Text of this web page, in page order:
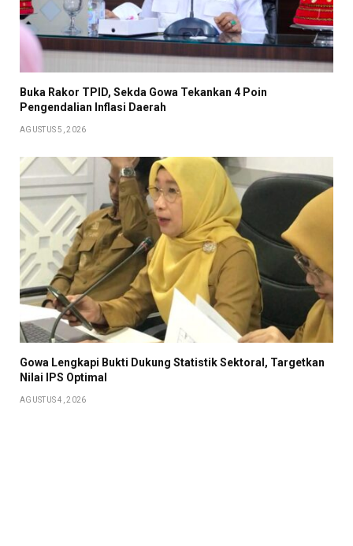
Buka Rakor TPID, Sekda Gowa Tekankan 4 Poin
Pengendalian Inflasi Daerah
AGUSTUS 5, 2026
Gowa Lengkapi Bukti Dukung Statistik Sektoral, Targetkan
Nilai IPS Optimal
AGUSTUS 4, 2026